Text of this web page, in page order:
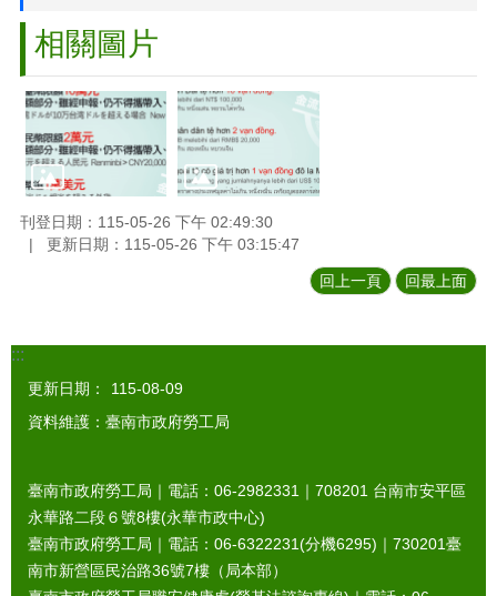
相關圖片
刊登日期：115-05-26 下午 02:49:30
更新日期：115-05-26 下午 03:15:47
回上一頁 回最上面
:::
更新日期：
115-08-09
資料維護：臺南市政府勞工局
臺南市政府勞工局｜電話：06-2982331｜ 708201 台南市安平區
永華路二段６號8樓(永華市政中心)
臺南市政府勞工局｜電話：06-6322231(分機6295)｜ 730201臺
南市新營區民治路36號7樓（局本部）